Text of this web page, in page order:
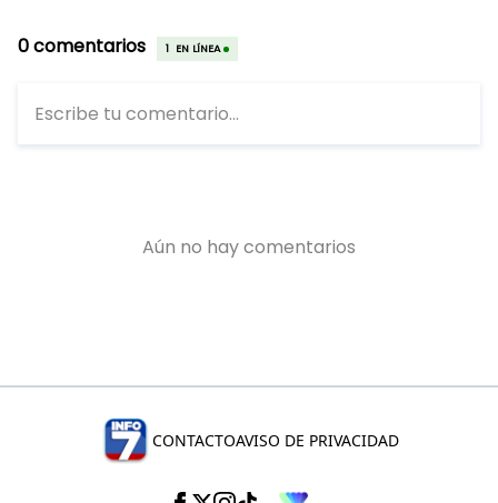
CONTACTOAVISO DE PRIVACIDAD